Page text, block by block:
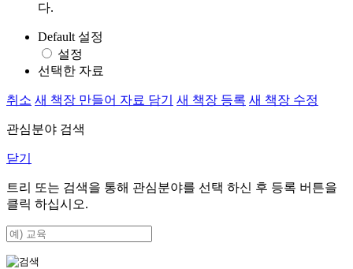
다.
Default 설정
설정
선택한 자료
취소 새 책장 만들어 자료 담기 새 책장 등록 새 책장 수정
관심분야 검색
닫기
트리 또는 검색을 통해 관심분야를 선택 하신 후 등록 버튼을
클릭 하십시오.